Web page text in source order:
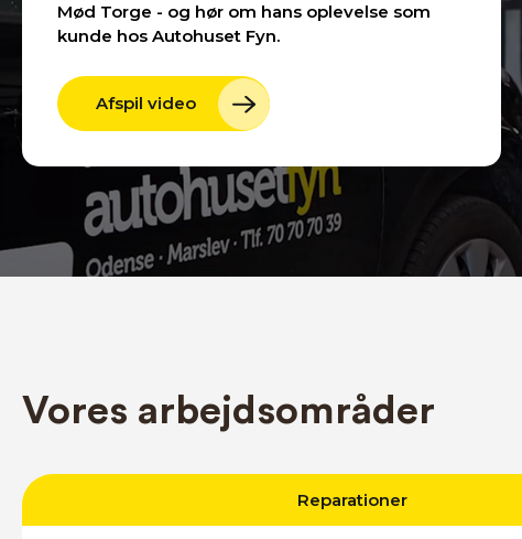
Mød Torge - og hør om hans oplevelse som
kunde hos Autohuset Fyn.
Afspil video
Vores arbejdsområder
Reparationer